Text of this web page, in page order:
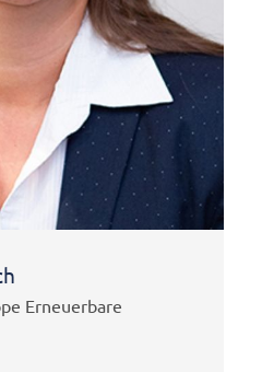
Erneuerbare